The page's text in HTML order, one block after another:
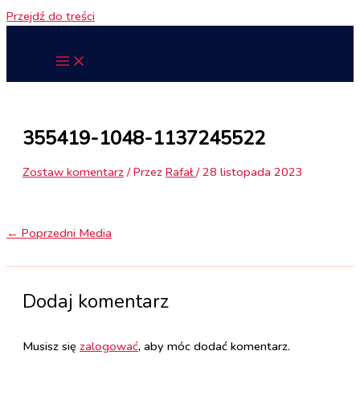
Przejdź do treści
355419-1048-1137245522
Zostaw komentarz / Przez Rafał/28 listopada 2023
← Poprzedni Media
Dodaj komentarz
Musisz się zalogować, aby móc dodać komentarz.